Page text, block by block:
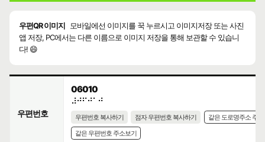
우편QR 이미지
모바일에선 이미지를 꾹 누르시고 이미지저장 또는 사진
앱 저장, PC에서는 다른 이름으로 이미지 저장을 통해 보관할 수 있습니
다! 😄
우편번호
06010
⠼⠚⠋⠚⠁⠚
우편번호 복사하기 점자 우편번호 복사하기
같은 도로명주소 주
같은 우편번호 주소보기